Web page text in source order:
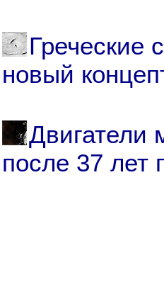
Греческие
новый
Двигатели
после 37 лет